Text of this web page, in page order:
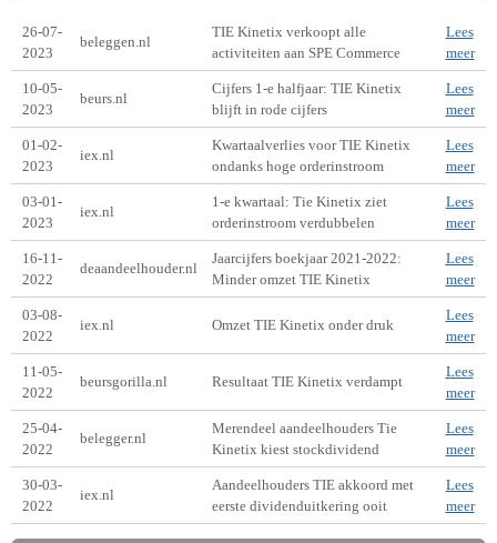
26-07-
2023
beleggen.nl
TIE Kinetix verkoopt alle
activiteiten aan SPE Commerce
Lees
meer
10-05-
2023
beurs.nl
Cijfers 1-e halfjaar: TIE Kinetix
blijft in rode cijfers
Lees
meer
01-02-
2023
iex.nl
Kwartaalverlies voor TIE Kinetix
ondanks hoge orderinstroom
Lees
meer
03-01-
2023
iex.nl
1-e kwartaal: Tie Kinetix ziet
orderinstroom verdubbelen
Lees
meer
16-11-
2022
deaandeelhouder.nl
Jaarcijfers boekjaar 2021-2022:
Minder omzet TIE Kinetix
Lees
meer
03-08-
2022
iex.nl Omzet TIE Kinetix onder druk
Lees
meer
11-05-
2022
beursgorilla.nl Resultaat TIE Kinetix verdampt
Lees
meer
25-04-
2022
belegger.nl
Merendeel aandeelhouders Tie
Kinetix kiest stockdividend
Lees
meer
30-03-
2022
iex.nl
Aandeelhouders TIE akkoord met
eerste dividenduitkering ooit
Lees
meer